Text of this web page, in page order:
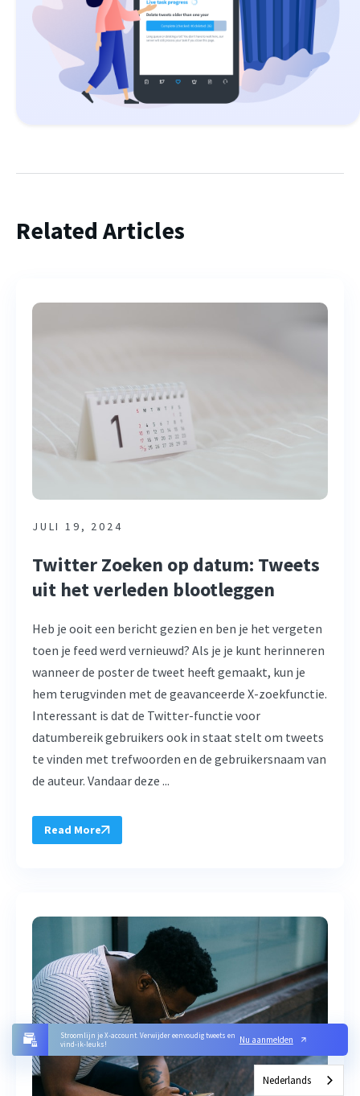
Stroomlijn je X-account. Verwijder eenvoudig tweets en
vind-ik-leuks!
Nu aanmelden
Related Articles
JULI 19, 2024
Twitter Zoeken op datum: Tweets
uit het verleden blootleggen
Heb je ooit een bericht gezien en ben je het vergeten
toen je feed werd vernieuwd? Als je je kunt herinneren
wanneer de poster de tweet heeft gemaakt, kun je
hem terugvinden met de geavanceerde X-zoekfunctie.
Interessant is dat de Twitter-functie voor
datumbereik gebruikers ook in staat stelt om tweets
te vinden met trefwoorden en de gebruikersnaam van
de auteur. Vandaar deze ...
Read More
Nederlands